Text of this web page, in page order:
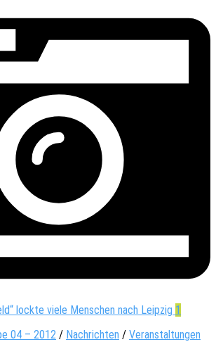
1
04 – 2012 / Nachrichten / Veranstaltungen